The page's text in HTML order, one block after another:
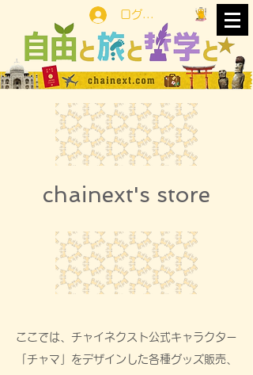
ログイン
chainext's store
ここでは、チャイネクスト公式キャラクター
「チャマ」をデザインした各種グッズ販売、